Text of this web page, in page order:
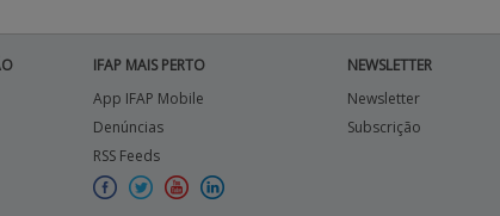
IFAP MAIS PERTO
App IFAP Mobile
Denúncias
RSS Feeds
NEWSLETTER
Newsletter
Subscrição